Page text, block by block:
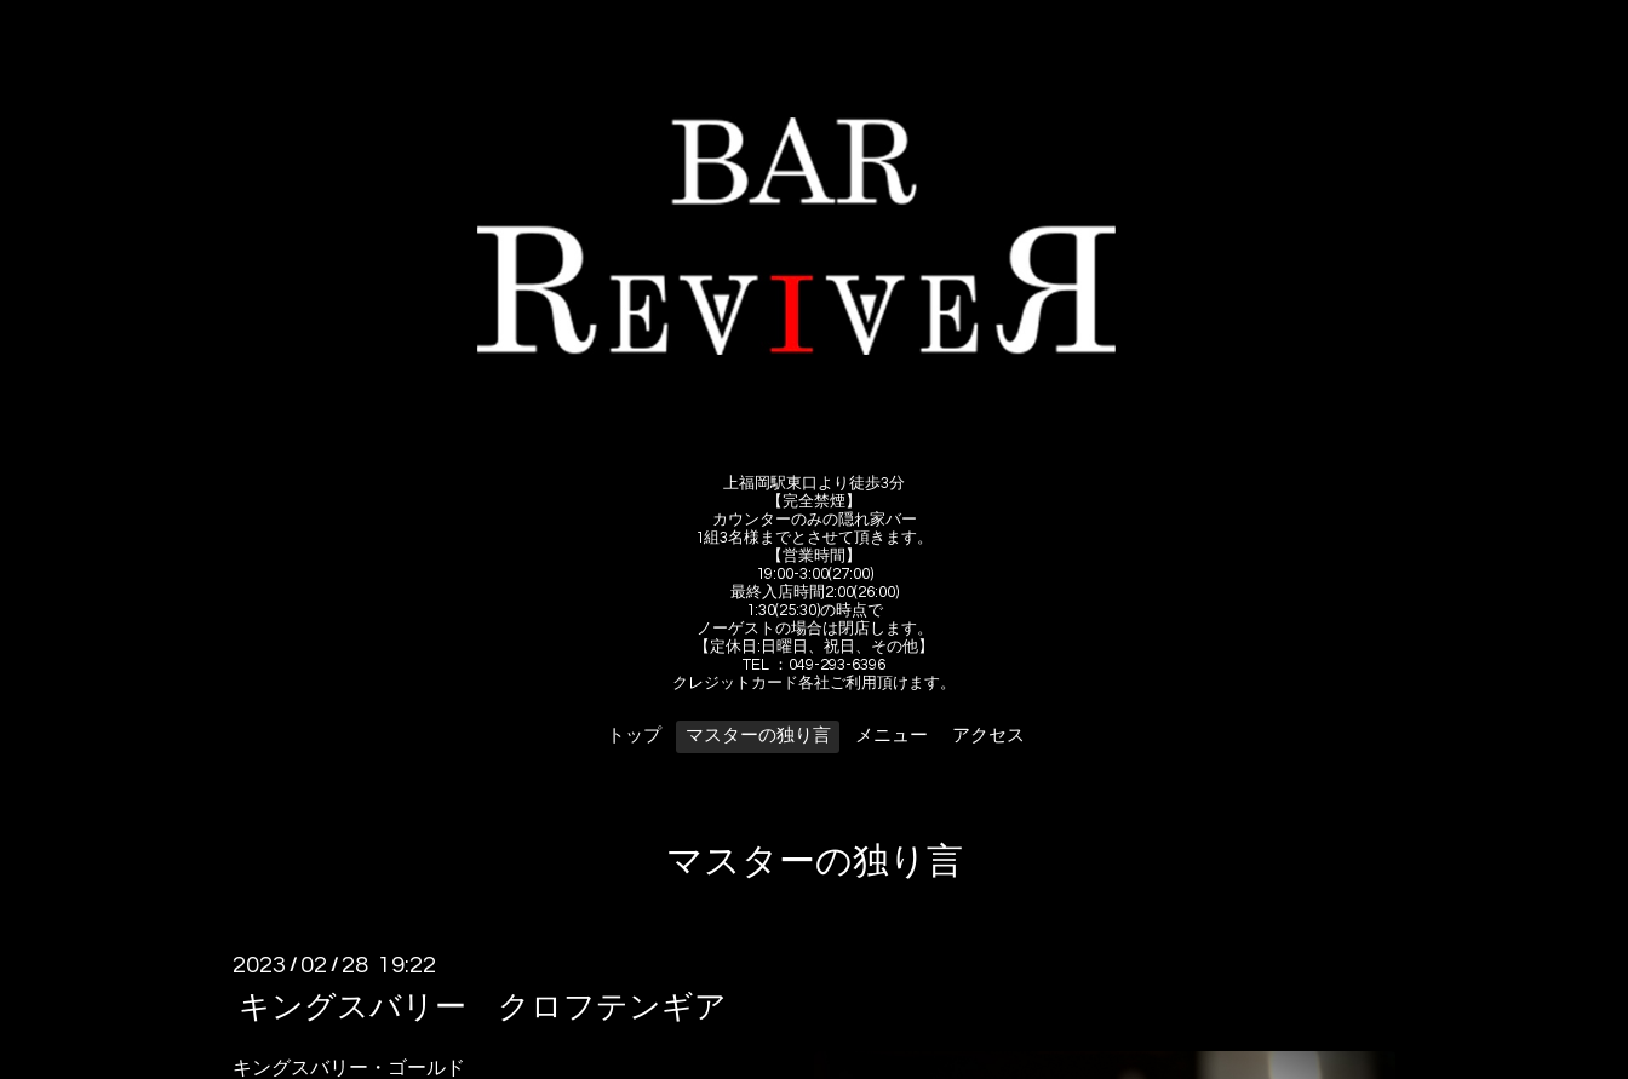
上福岡駅東口より徒歩3分
【完全禁煙】
カウンターのみの隠れ家バー
1組3名様までとさせて頂きます。
【営業時間】
19:00-3:00(27:00)
最終入店時間2:00(26:00)
1:30(25:30)の時点で
ノーゲストの場合は閉店します。
【定休日:日曜日、祝日、その他】
TEL ：049-293-6396
クレジットカード各社ご利用頂けます。
トップ マスターの独り言 メニュー アクセス
マスターの独り言
2023 / 02 / 28 19:22
キングスバリー クロフテンギア
キングスバリー・ゴールド